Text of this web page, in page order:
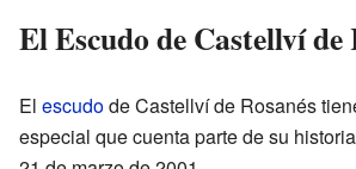
El Escudo de Castellví de
El escudode Castellví de Rosanés
especial que cuenta parte de su